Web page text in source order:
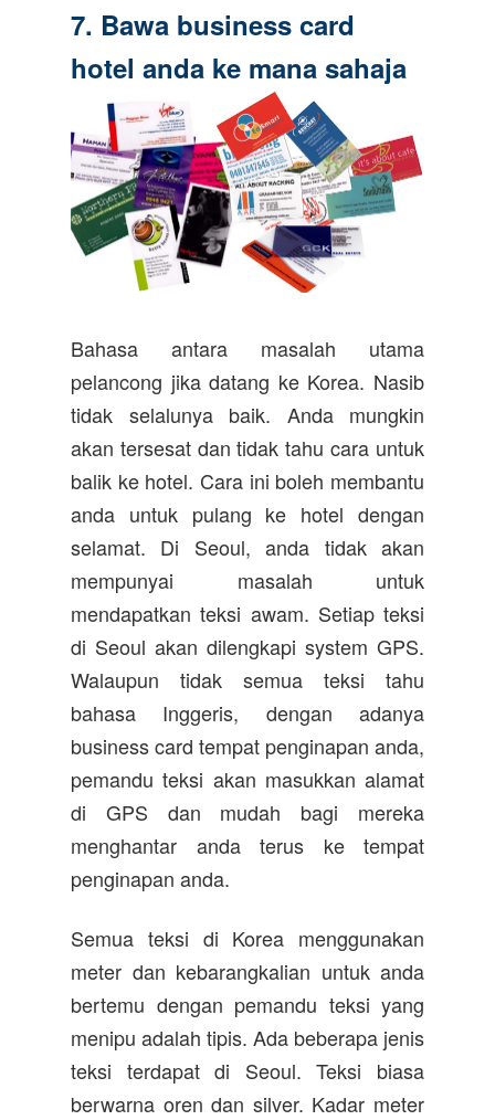
7. Bawa business card
hotel anda ke mana sahaja
Bahasa antara masalah utama
pelancong jika datang ke Korea. Nasib
tidak selalunya baik. Anda mungkin
akan tersesat dan tidak tahu cara untuk
balik ke hotel. Cara ini boleh membantu
anda untuk pulang ke hotel dengan
selamat. Di Seoul, anda tidak akan
mempunyai masalah untuk
mendapatkan teksi awam. Setiap teksi
di Seoul akan dilengkapi system GPS.
Walaupun tidak semua teksi tahu
bahasa Inggeris, dengan adanya
business card tempat penginapan anda,
pemandu teksi akan masukkan alamat
di GPS dan mudah bagi mereka
menghantar anda terus ke tempat
penginapan anda.
Semua teksi di Korea menggunakan
meter dan kebarangkalian untuk anda
bertemu dengan pemandu teksi yang
menipu adalah tipis. Ada beberapa jenis
teksi terdapat di Seoul. Teksi biasa
berwarna oren dan silver. Kadar meter